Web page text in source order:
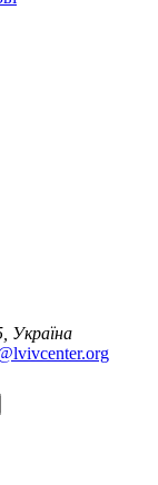
Україна